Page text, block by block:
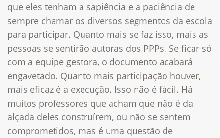
que eles tenham a sapiência e a paciência de
sempre chamar os diversos segmentos da escola
para participar. Quanto mais se faz isso, mais as
pessoas se sentirão autoras dos PPPs. Se ficar só
com a equipe gestora, o documento acabará
engavetado. Quanto mais participação houver,
mais eficaz é a execução. Isso não é fácil. Há
muitos professores que acham que não é da
alçada deles construírem, ou não se sentem
comprometidos, mas é uma questão de